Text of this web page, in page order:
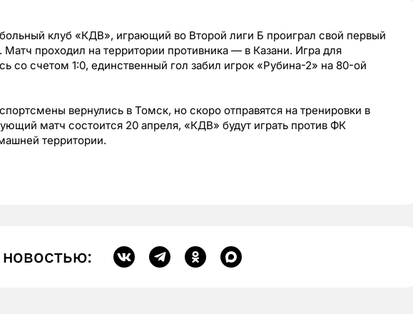
клуб «КДВ», играющий во Второй лиги Б проиграл свой первый
проходил на территории противника — в Казани. Игра для
со счетом 1:0, единственный гол забил игрок «Рубина-2» на 80-ой
вернулись в Томск, но скоро отправятся на тренировки в
матч состоится 20 апреля, «КДВ» будут играть против ФК
территории.